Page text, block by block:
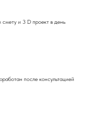
и 3 D проект в день
после консультацией